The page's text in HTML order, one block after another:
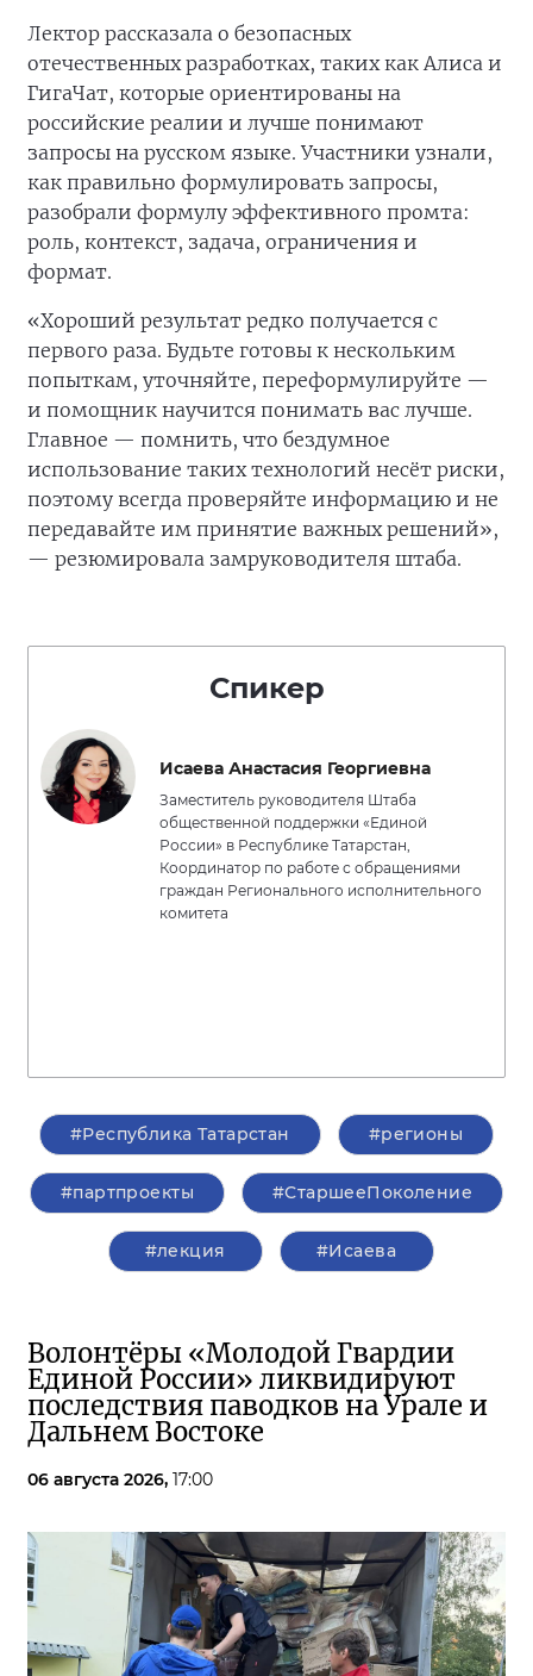
Лектор рассказала о безопасных
отечественных разработках, таких как Алиса и
ГигаЧат, которые ориентированы на
российские реалии и лучше понимают
запросы на русском языке. Участники узнали,
как правильно формулировать запросы,
разобрали формулу эффективного промта:
роль, контекст, задача, ограничения и
формат.
«Хороший результат редко получается с
первого раза. Будьте готовы к нескольким
попыткам, уточняйте, переформулируйте —
и помощник научится понимать вас лучше.
Главное — помнить, что бездумное
использование таких технологий несёт риски,
поэтому всегда проверяйте информацию и не
передавайте им принятие важных решений»,
— резюмировала замруководителя штаба.
Спикер
Исаева Анастасия Георгиевна
Заместитель руководителя Штаба
общественной поддержки «Единой
России» в Республике Татарстан,
Координатор по работе с обращениями
граждан Регионального исполнительного
комитета
#Республика Татарстан #регионы
#партпроекты #СтаршееПоколение
#лекция #Исаева
Волонтёры «Молодой Гвардии
Единой России» ликвидируют
последствия паводков на Урале и
Дальнем Востоке
06 августа 2026, 17:00